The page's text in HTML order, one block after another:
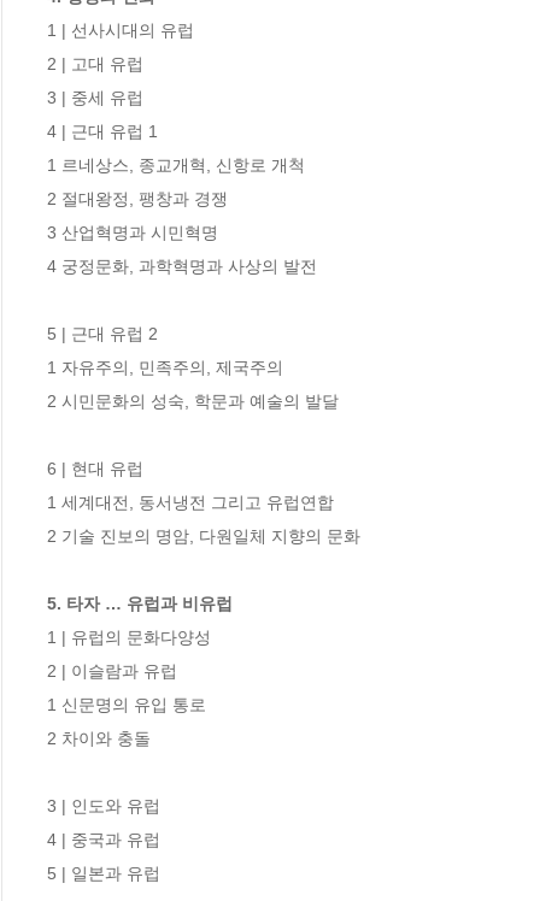
1 | 선사시대의 유럽
2 | 고대 유럽
3 | 중세 유럽
4 | 근대 유럽 1
1 르네상스, 종교개혁, 신항로 개척
2 절대왕정, 팽창과 경쟁
3 산업혁명과 시민혁명
4 궁정문화, 과학혁명과 사상의 발전
5 | 근대 유럽 2
1 자유주의, 민족주의, 제국주의
2 시민문화의 성숙, 학문과 예술의 발달
6 | 현대 유럽
1 세계대전, 동서냉전 그리고 유럽연합
2 기술 진보의 명암, 다원일체 지향의 문화
5. 타자 … 유럽과 비유럽
1 | 유럽의 문화다양성
2 | 이슬람과 유럽
1 신문명의 유입 통로
2 차이와 충돌
3 | 인도와 유럽
4 | 중국과 유럽
5 | 일본과 유럽